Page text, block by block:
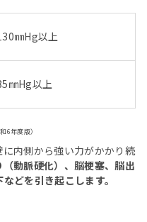
㎜Hg以上
㎜Hg以上
6年度版）
内側から強い力がかかり続
動脈硬化）、脳梗塞、脳出
どを引き起こします。